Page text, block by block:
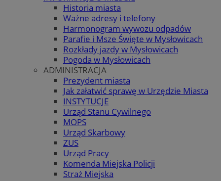
Historia miasta
Ważne adresy i telefony
Harmonogram wywozu odpadów
Parafie i Msze Święte w Mysłowicach
Rozkłady jazdy w Mysłowicach
Pogoda w Mysłowicach
ADMINISTRACJA
Prezydent miasta
Jak załatwić sprawę w Urzędzie Miasta
INSTYTUCJE
Urząd Stanu Cywilnego
MOPS
Urząd Skarbowy
ZUS
Urząd Pracy
Komenda Miejska Policji
Straż Miejska